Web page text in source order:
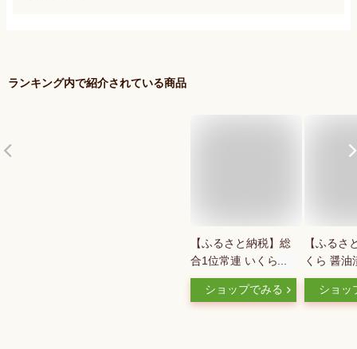
ランキング内で紹介されている商品
【ふるさと納税】総
合1位常連 いくらの
町 鮭 いくら 醤油漬
け 200g / 400g /
ショップでみる
【ふるさ
くら 醤油
け
（鱒卵）
ショッ